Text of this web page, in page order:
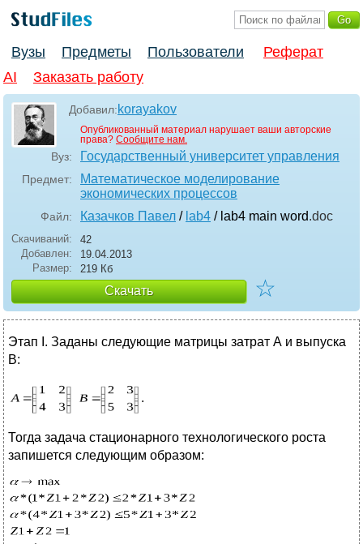
Вузы Предметы Пользователи
Реферат
AI
Заказать работу
Добавил:korayakov
Опубликованный материал нарушает ваши авторские
права? Сообщите нам.
Вуз: Государственный университет управления
Предмет:
Математическое моделирование
экономических процессов
Файл: Казачков Павел / lab4 / lab4 main word.doc
Скачиваний:
42
Добавлен:
19.04.2013
Размер:
219 Кб
Скачать ☆
Этап I. Заданы следующие матрицы затрат А и выпуска
В:
.
Тогда задача стационарного технологического роста
запишется следующим образом: